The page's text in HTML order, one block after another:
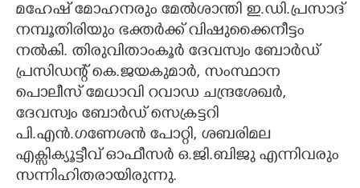
മഹേഷ് മോഹനരും മേൽശാന്തി ഇ.ഡി.പ്രസാദ്
നമ്പൂതിരിയും ഭക്തർക്ക് വിഷുക്കൈനീട്ടം
നൽകി. തിരുവിതാംകൂർ ദേവസ്വം ബോർഡ്
പ്രസിഡന്റ് കെ.ജയകുമാർ, സംസ്ഥാന
പൊലീസ് മേധാവി റവാഡ ചന്ദ്രശേഖർ,
ദേവസ്വം ബോർഡ് സെക്രട്ടറി
പി.എൻ.ഗണേശൻ പോറ്റി, ശബരിമല
എക്സിക്യൂട്ടീവ് ഓഫീസർ ഒ.ജി.ബിജു എന്നിവരും
സന്നിഹിതരായിരുന്നു.